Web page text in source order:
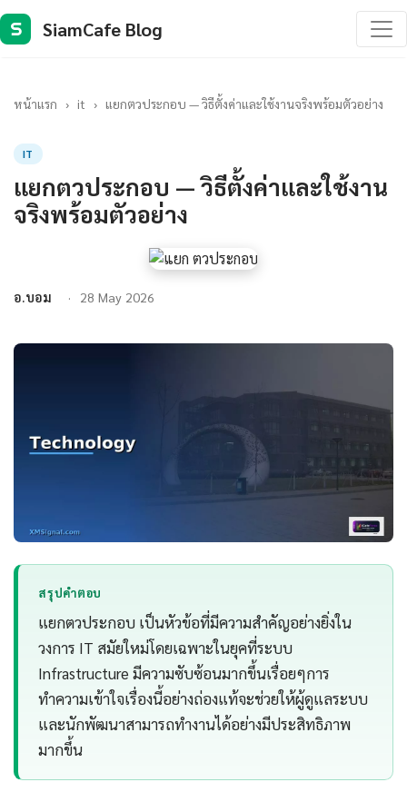
S SiamCafe Blog
หน้าแรก › it › แยกตวประกอบ — วิธีตั้งค่าและใช้งานจริงพร้อมตัวอย่าง
IT
แยกตวประกอบ — วิธีตั้งค่าและใช้งาน
จริงพร้อมตัวอย่าง
อ.บอม 28 May 2026
สรุปคำตอบ
แยกตวประกอบ เป็นหัวข้อที่มีความสำคัญอย่างยิ่งใน
วงการ IT สมัยใหม่โดยเฉพาะในยุคที่ระบบ
Infrastructure มีความซับซ้อนมากขึ้นเรื่อยๆการ
ทำความเข้าใจเรื่องนี้อย่างถ่องแท้จะช่วยให้ผู้ดูแลระบบ
และนักพัฒนาสามารถทำงานได้อย่างมีประสิทธิภาพ
มากขึ้น